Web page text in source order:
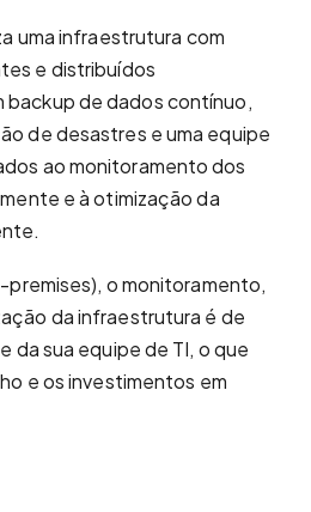
uma infraestrutura com
e distribuídos
de dados contínuo,
de desastres e uma equipe
ao monitoramento dos
e à otimização da
premises), o monitoramento,
da infraestrutura é de
da sua equipe de TI, o que
e os investimentos em